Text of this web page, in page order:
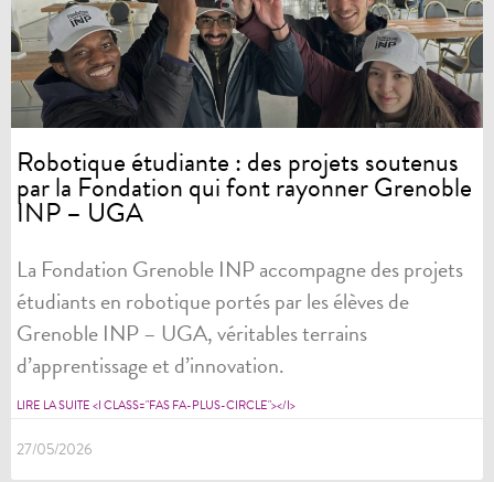
Robotique étudiante : des projets soutenus
par la Fondation qui font rayonner Grenoble
INP – UGA
La Fondation Grenoble INP accompagne des projets
étudiants en robotique portés par les élèves de
Grenoble INP – UGA, véritables terrains
d’apprentissage et d’innovation.
LIRE LA SUITE <I CLASS="FAS FA-PLUS-CIRCLE"></I>
27/05/2026